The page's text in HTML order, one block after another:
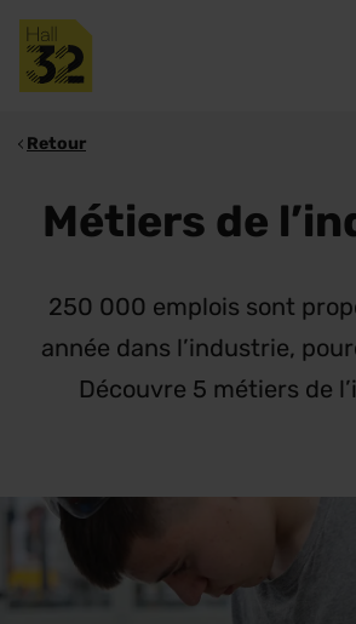
Retour
Métiers de
250 000 emplois sont
année dans l’industrie,
Découvre 5 métiers de